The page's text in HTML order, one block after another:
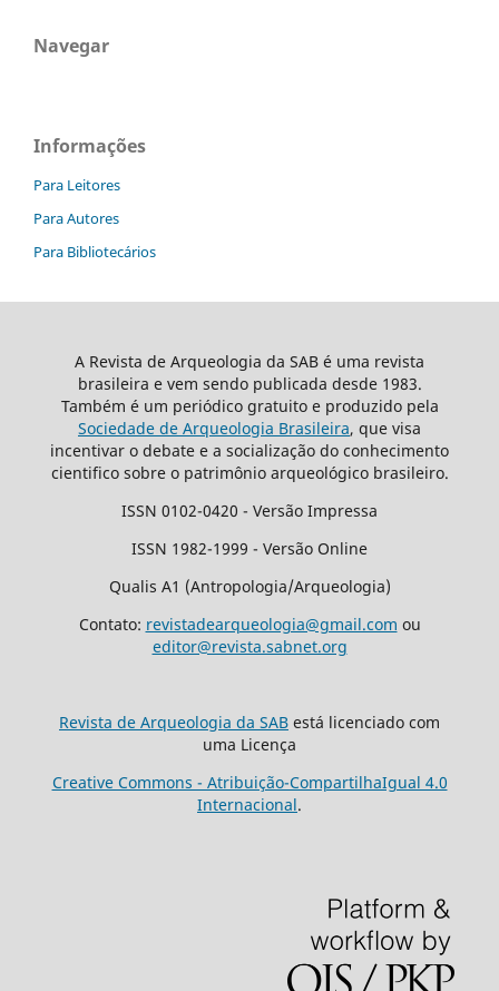
Navegar
Informações
Para Leitores
Para Autores
Para Bibliotecários
A Revista de Arqueologia da SAB é uma revista
brasileira e vem sendo publicada desde 1983.
Também é um periódico gratuito e produzido pela
Sociedade de Arqueologia Brasileira, que visa
incentivar o debate e a socialização do conhecimento
cientifico sobre o patrimônio arqueológico brasileiro.
ISSN 0102-0420 - Versão Impressa
ISSN 1982-1999 - Versão Online
Qualis A1 (Antropologia/Arqueologia)
Contato: revistadearqueologia@gmail.com ou
editor@revista.sabnet.org
Revista de Arqueologia da SAB está licenciado com
uma Licença
Creative Commons - Atribuição-CompartilhaIgual 4.0
Internacional.